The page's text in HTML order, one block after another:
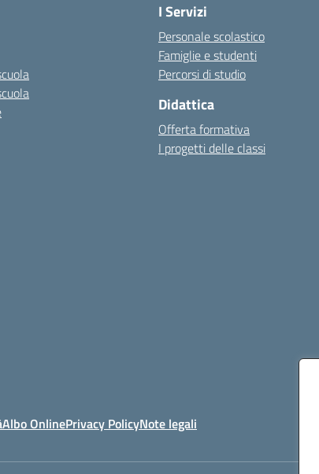
I Servizi
Personale scolastico
Famiglie e studenti
Percorsi di studio
Didattica
Offerta formativa
I progetti delle classi
Albo OnlinePrivacy PolicyNote legali